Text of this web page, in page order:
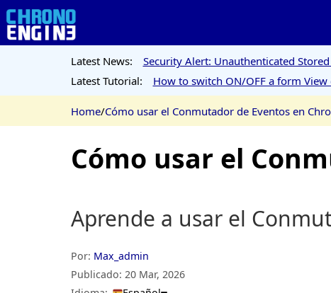
Latest News:
Security Alert: Unauthenticated
Latest Tutorial:
How to switch ON/OFF a form
Home/Cómo usar el Conmutador de Eventos en
Cómo usar el
Aprende a usar el
Por: Max_admin
Publicado: 20 Mar, 2026